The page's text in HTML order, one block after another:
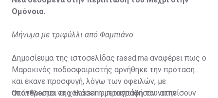
Ομόνοια.
Μήνυμα με τριφύλλι από Φαμπιάνο
Δημοσίευμα της ιστοσελίδας rassd.ma αναφέρει πως ο
Μαροκινός ποδοσφαιριστής αρνήθηκε την πρόταση
και έκανε προσφυγή, λόγω των οφειλών, με
αποτέλεσμα να χαλάσει η μεταγραφή του στην
Οι άνθρωποι της Hassania προσπάθησαν να πείσουν